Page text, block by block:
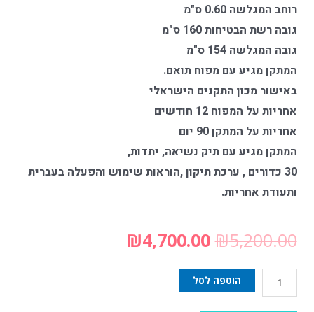
רוחב המגלשה 0.60 ס"מ
גובה רשת הבטיחות 160 ס"מ
גובה המגלשה 154 ס"מ
המתקן מגיע עם מפוח תואם.
באישור מכון התקנים הישראלי
אחריות על המפוח 12 חודשים
אחריות על המתקן 90 יום
המתקן מגיע עם תיק נשיאה, יתדות,
30 כדורים , ערכת תיקון ,
הוראות שימוש והפעלה בעברית
ותעודת אחריות.
₪5,200.00
₪4,700.00
הוספה לסל